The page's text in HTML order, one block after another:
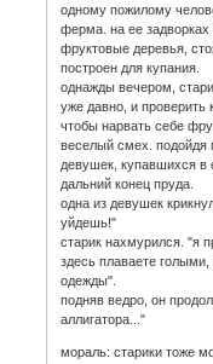
одному пожилому
ферма. на ее задворках
фруктовые деревья,
построен для купания.
однажды вечером,
уже давно, и проверить
чтобы нарвать себе
веселый смех. подойдя
девушек, купавшихся в
дальний конец пруда.
одна из девушек
уйдешь!"
старик нахмурился. "я
здесь плаваете голыми,
одежды".
подняв ведро, он
аллигатора..."
мораль: старики тоже